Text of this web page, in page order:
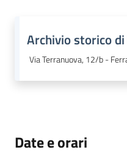
Archivio storico
Via Terranuova, 12/b -
Date e orari